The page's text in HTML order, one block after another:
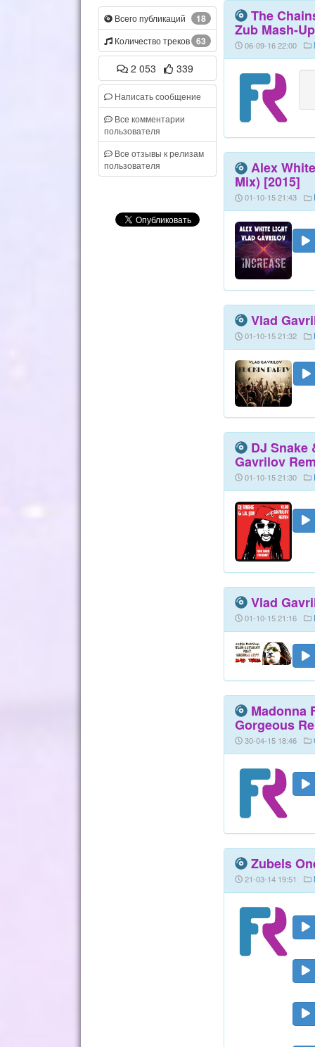
18
Всего публикаций
63
Количество треков
2 053 339
Написать сообщение
Все комментарии
пользователя
Все отзывы к релизам
пользователя
The
Zub Mash-
06-09-16 22:00
Alex
Mix) [2015]
01-10-15 21:43
Vlad
01-10-15 21:32
DJ Snake
Gavrilov
01-10-15 21:30
Vlad
01-10-15 21:16
Madonna
Gorgeous
30-04-15 18:46
Zubels
21-03-14 19:51